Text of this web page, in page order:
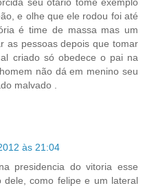
seu otário tome exemplo
e olhe que ele rodou foi até
é time de massa mas um
as pessoas depois que tomar
criado só obedece o pai na
não dá em menino seu
malvado .
às 21:04
presidencia do vitoria esse
dele, como felipe e um lateral